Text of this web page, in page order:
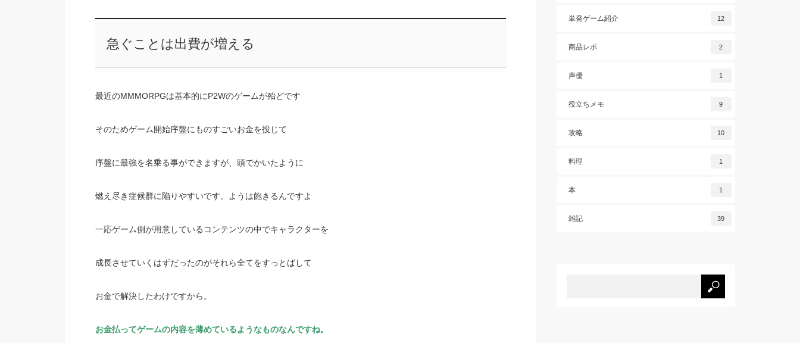
急ぐことは出費が増える
最近のMMMORPGは基本的にP2Wのゲームが殆どです
そのためゲーム開始序盤にものすごいお金を投じて
序盤に最強を名乗る事ができますが、頭でかいたように
燃え尽き症候群に陥りやすいです。ようは飽きるんですよ
一応ゲーム側が用意しているコンテンツの中でキャラクターを
成長させていくはずだったのがそれら全てをすっとばして
お金で解決したわけですから。
お金払ってゲームの内容を薄めているようなものなんですね。
単発ゲーム紹介 12
商品レポ 2
声優 1
役立ちメモ 9
攻略 10
料理 1
本 1
雑記 39